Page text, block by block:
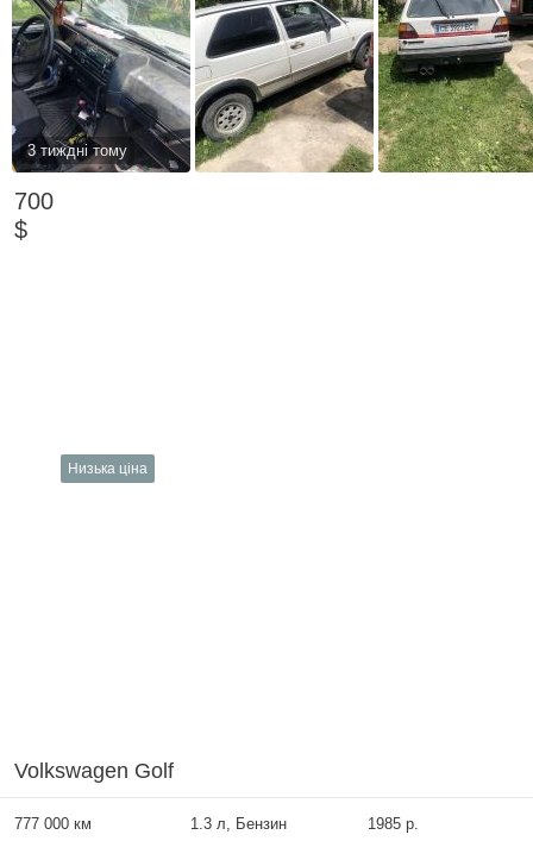
3 тиждні тому
700
$
Низька ціна
Volkswagen Golf
777 000 км 1.3 л, Бензин
1985 р.